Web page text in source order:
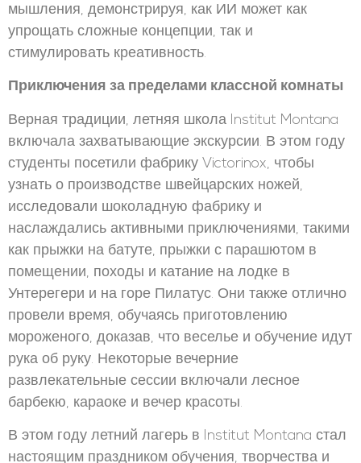
мышления, демонстрируя, как ИИ может как
упрощать сложные концепции, так и
стимулировать креативность.
Приключения за пределами классной комнаты
Верная традиции, летняя школа Institut Montana
включала захватывающие экскурсии. В этом году
студенты посетили фабрику Victorinox, чтобы
узнать о производстве швейцарских ножей,
исследовали шоколадную фабрику и
наслаждались активными приключениями, такими
как прыжки на батуте, прыжки с парашютом в
помещении, походы и катание на лодке в
Унтерегери и на горе Пилатус. Они также отлично
провели время, обучаясь приготовлению
мороженого, доказав, что веселье и обучение идут
рука об руку. Некоторые вечерние
развлекательные сессии включали лесное
барбекю, караоке и вечер красоты.
В этом году летний лагерь в Institut Montana стал
настоящим праздником обучения, творчества и